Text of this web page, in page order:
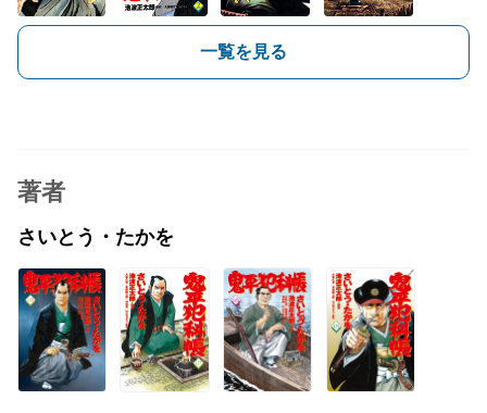
一覧を見る
著者
さいとう・たかを